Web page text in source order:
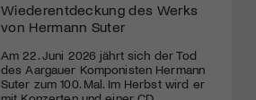
Wiederentdeckung des Werks
von Hermann Suter
Am 22. Juni 2026 jährt sich der Tod
des Aargauer Komponisten Hermann
Suter zum 100. Mal. Im Herbst wird er